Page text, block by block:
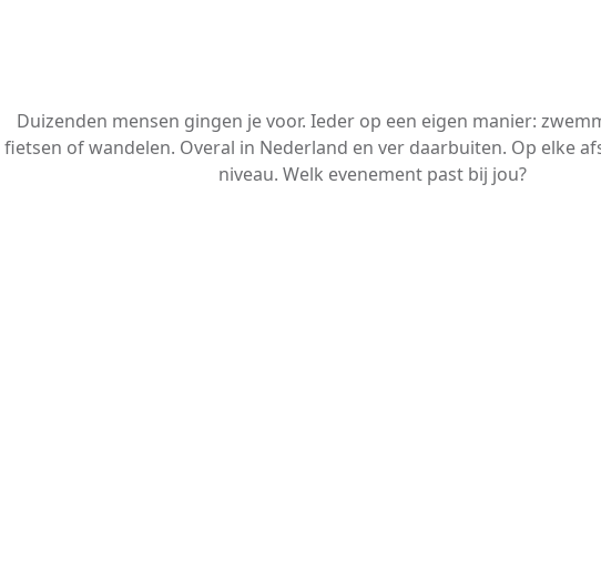
Duizenden mensen gingen je voor. Ieder op een eigen manier:
fietsen of wandelen. Overal in Nederland en ver daarbuiten. Op elke
niveau. Welk evenement past bij jou?